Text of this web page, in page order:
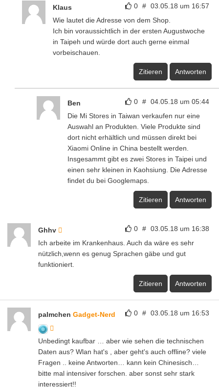
0 # 03.05.18 um 16:57
Klaus
Wie lautet die Adresse von dem Shop.
Ich bin voraussichtlich in der ersten Augustwoche
in Taipeh und würde dort auch gerne einmal
vorbeischauen.
Zitieren Antworten
0 # 04.05.18 um 05:44
Ben
Die Mi Stores in Taiwan verkaufen nur eine
Auswahl an Produkten. Viele Produkte sind
dort nicht erhältlich und müssen direkt bei
Xiaomi Online in China bestellt werden.
Insgesammt gibt es zwei Stores in Taipei und
einen sehr kleinen in Kaohsiung. Die Adresse
findet du bei Googlemaps.
Zitieren Antworten
0 # 03.05.18 um 16:38
Ghhv
Ich arbeite im Krankenhaus. Auch da wäre es sehr
nützlich,wenn es genug Sprachen gäbe und gut
funktioniert.
Zitieren Antworten
0 # 03.05.18 um 16:53
palmchen Gadget-Nerd
Unbedingt kaufbar … aber wie sehen die technischen
Daten aus? Wlan hat's , aber geht's auch offline? viele
Fragen .. keine Antworten… kann kein Chinesisch…
bitte mal intensiver forschen. aber sonst sehr stark
interessiert!!